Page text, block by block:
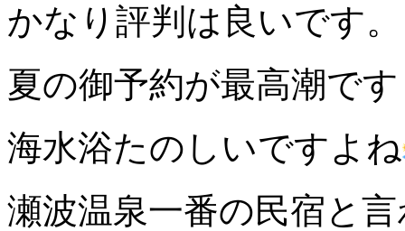
かなり評判は良いです。
夏の御予約が最高潮で
海水浴たのしいですよね
瀬波温泉一番の民宿と